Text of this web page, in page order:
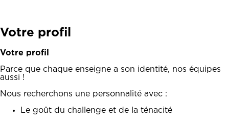
Votre profil
Votre profil
Parce que chaque enseigne a son identité, nos équipes
aussi !
Nous recherchons une personnalité avec :
Le goût du challenge et de la ténacité